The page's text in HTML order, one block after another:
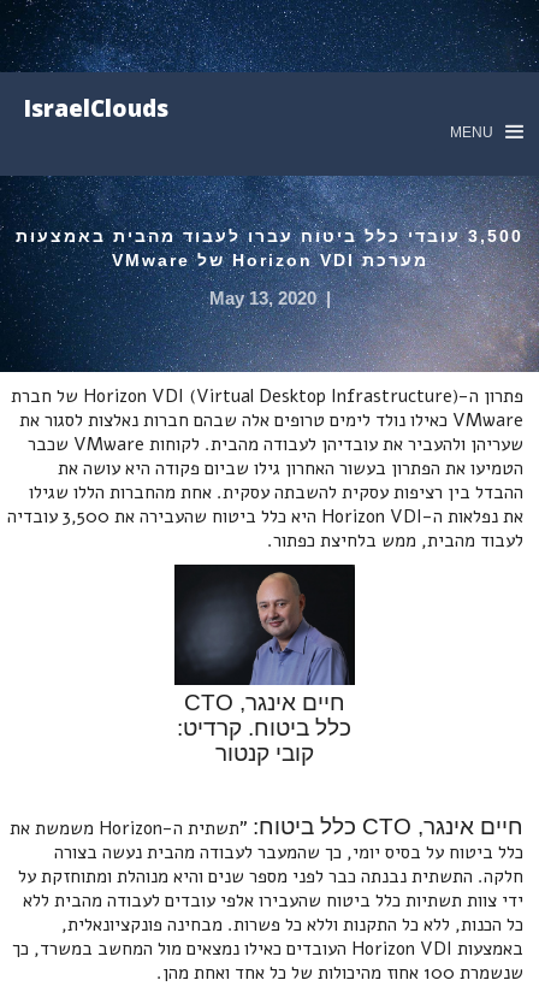
IsraelClouds
MENU
3,500 עובדי כלל ביטוח עברו לעבוד מהבית באמצעות
מערכת Horizon VDI של VMware
|
May 13, 2020
פתרון ה-Horizon VDI (Virtual Desktop Infrastructure) של חברת
VMware כאילו נולד לימים טרופים אלה שבהם חברות נאלצות לסגור את
שעריהן ולהעביר את עובדיהן לעבודה מהבית. לקוחות VMware שכבר
הטמיעו את הפתרון בעשור האחרון גילו שביום פקודה היא עושה את
ההבדל בין רציפות עסקית להשבתה עסקית. אחת מהחברות הללו שגילו
את נפלאות ה-Horizon VDI היא כלל ביטוח שהעבירה את 3,500 עובדיה
לעבוד מהבית, ממש בלחיצת כפתור.
חיים אינגר, CTO
כלל ביטוח. קרדיט:
קובי קנטור
חיים אינגר, CTO כלל ביטוח:
"תשתית ה-Horizon משמשת את
כלל ביטוח על בסיס יומי, כך שהמעבר לעבודה מהבית נעשה בצורה
חלקה. התשתית נבנתה כבר לפני מספר שנים והיא מנוהלת ומתוחזקת על
ידי צוות תשתיות כלל ביטוח שהעבירו אלפי עובדים לעבודה מהבית ללא
כל הכנות, ללא כל התקנות וללא כל פשרות. מבחינה פונקציונאלית,
באמצעות Horizon VDI העובדים כאילו נמצאים מול המחשב במשרד, כך
שנשמרת 100 אחוז מהיכולות של כל אחד ואחת מהן.